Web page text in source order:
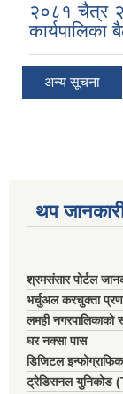
२०८१ चैत्र
कार्यपालिका
अन्य सूचना
थप
श्रमसंसार पोर्टल
भर्चुअल करचुक्ता
लमही नगरपालिकाको
घर नक्सा पास
डिजिटल
ट्रेडिसनल